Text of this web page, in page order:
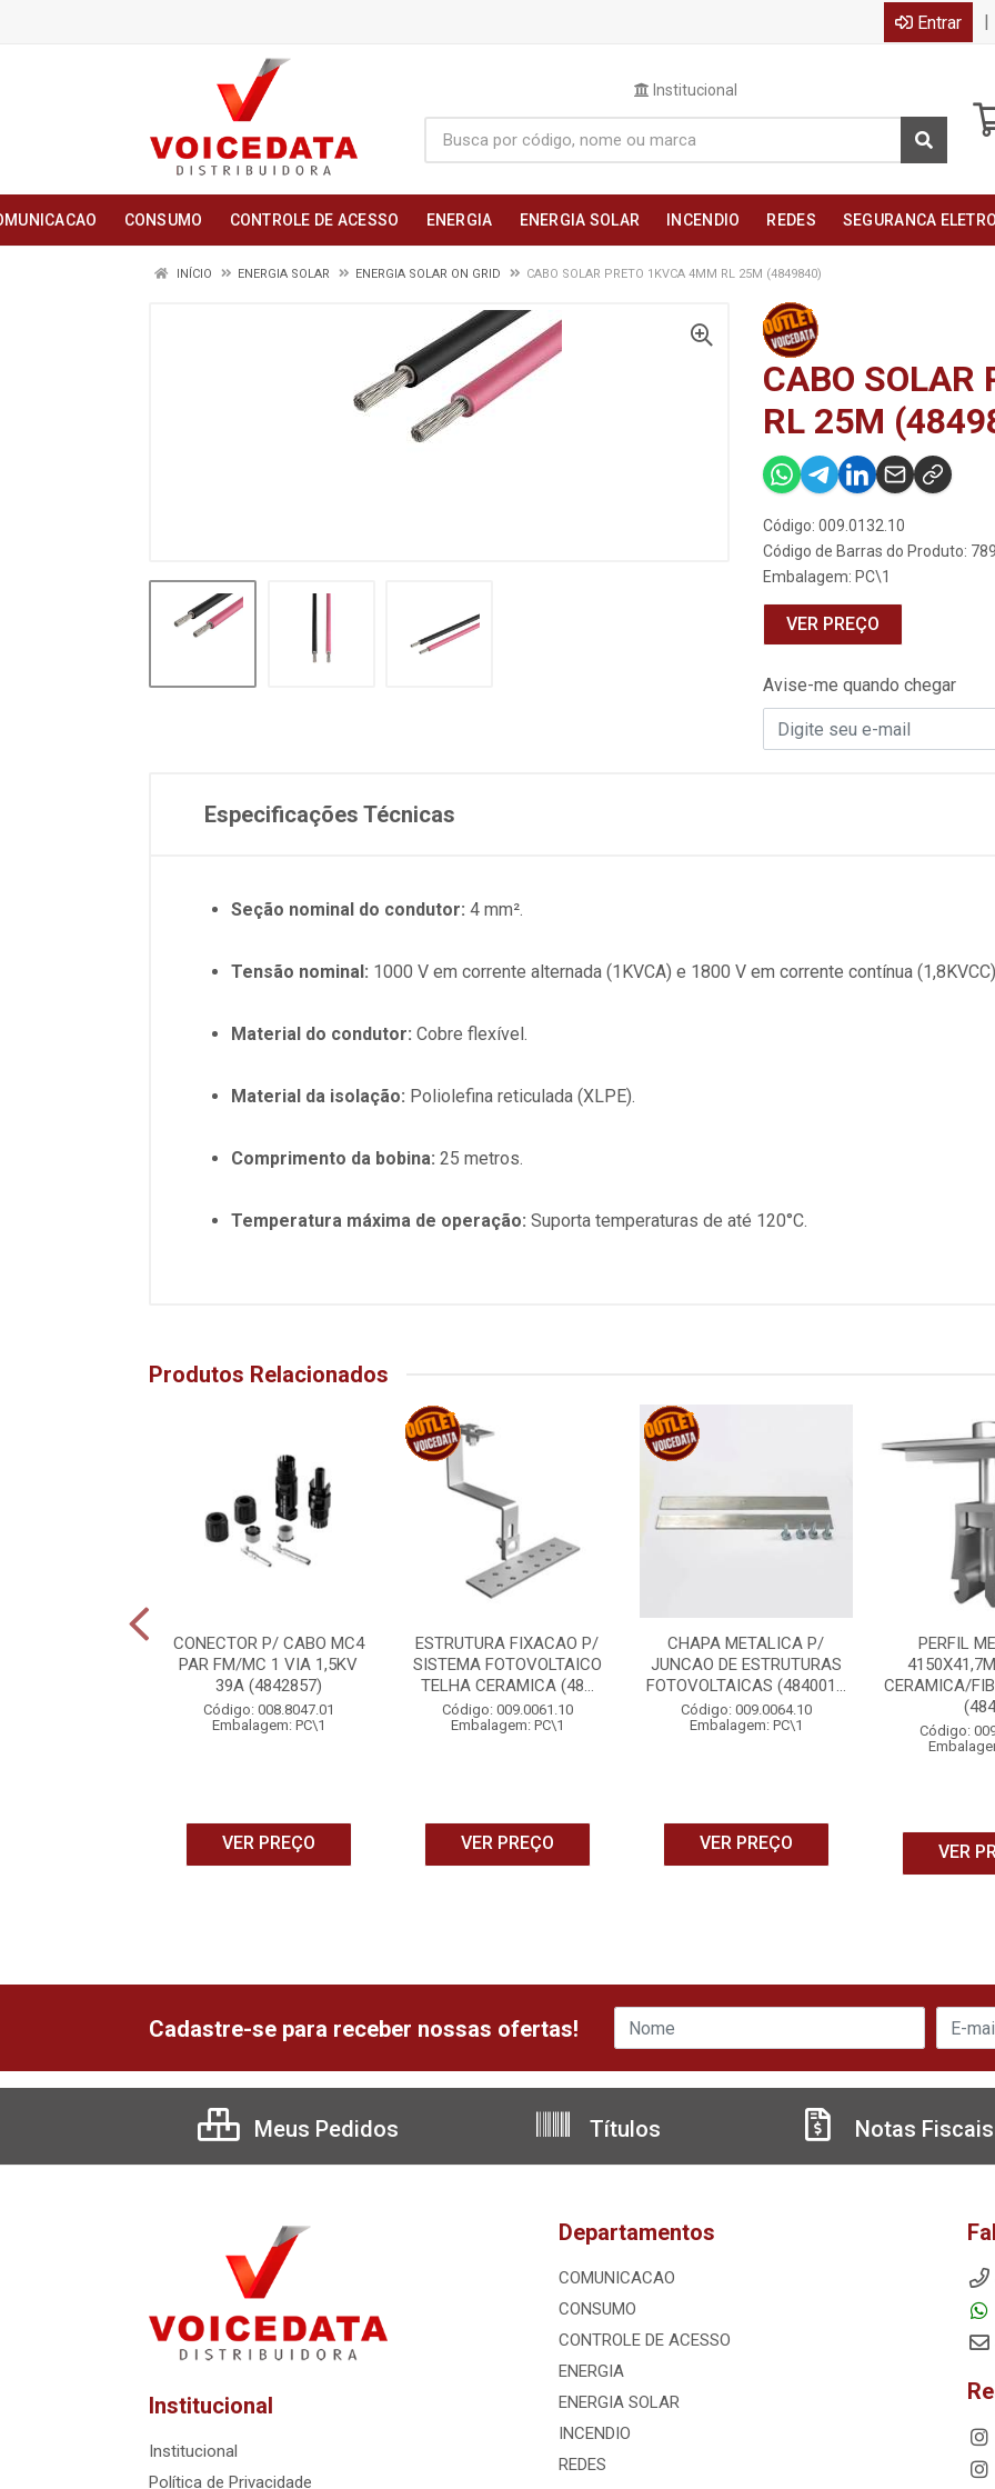
Entrar |
Institucional
CONSUMO CONTROLE DE ACESSO ENERGIA ENERGIA SOLAR INCENDIO REDES SEGURANCA
INÍCIO ENERGIA SOLAR ENERGIA SOLAR ON GRID CABO SOLAR PRETO 1KVCA 4MM RL 25M (4849840)
CABO SOLAR
RL 25M
Código: 009.0132.10
Código de Barras do Produto:
Embalagem: PC\1
VER PREÇO
Avise-me quando chegar
Especificações Técnicas
Seção nominal do condutor: 4 mm².
Tensão nominal: 1000 V em corrente alternada (1KVCA) e 1800 V em corrente contínua
Material do condutor: Cobre flexível.
Material da isolação: Poliolefina reticulada (XLPE).
Comprimento da bobina: 25 metros.
Temperatura máxima de operação: Suporta temperaturas de até 120°C.
Produtos Relacionados
CONECTOR P/ CABO MC4
PAR FM/MC 1 VIA 1,5KV
39A (4842857)
Código: 008.8047.01
Embalagem: PC\1
VER PREÇO
ESTRUTURA FIXACAO P/
SISTEMA FOTOVOLTAICO
TELHA CERAMICA (48...
Código: 009.0061.10
Embalagem: PC\1
VER PREÇO
CHAPA METALICA P/
JUNCAO DE ESTRUTURAS
FOTOVOLTAICAS (484001...
Código: 009.0064.10
Embalagem: PC\1
VER PREÇO
PERFIL
CERAMICA/
Código:
VER
Cadastre-se para receber nossas ofertas!
Meus Pedidos Títulos Notas Fiscais
Institucional
Institucional
Política de Privacidade
Departamentos
COMUNICACAO
CONSUMO
CONTROLE DE ACESSO
ENERGIA
ENERGIA SOLAR
INCENDIO
REDES